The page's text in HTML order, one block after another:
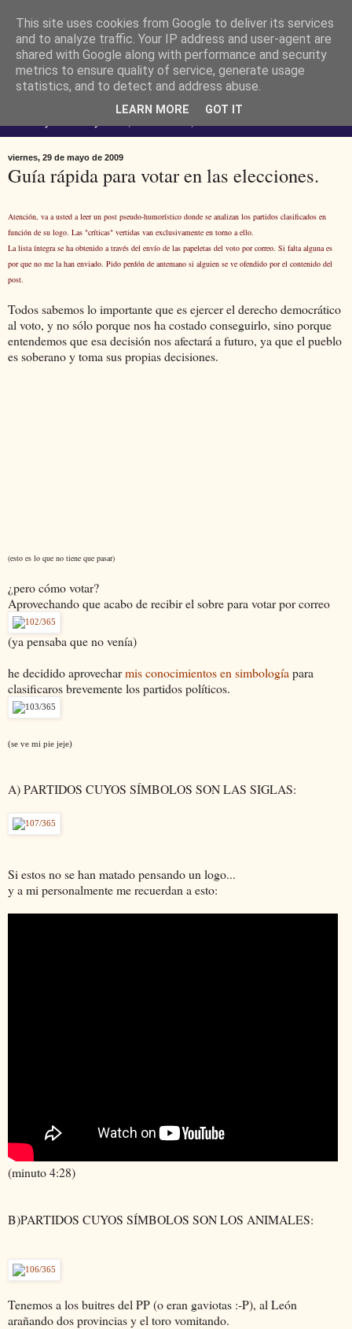
Ferendus K. Resimler -
personal
viernes, 29 de mayo de 2009
Guía rápida para votar en las elecciones.
Atención, va a usted a leer un post pseudo-humorístico donde se analizan los partidos clasificados en
función de su logo. Las "críticas" vertidas van exclusivamente en torno a ello.
La lista íntegra se ha obtenido a través del envío de las papeletas del voto por correo. Si falta alguna es
por que no me la han enviado. Pido perdón de antemano si alguien se ve ofendido por el contenido del
post.
Todos sabemos lo importante que es ejercer el derecho democrático
al voto, y no sólo porque nos ha costado conseguirlo, sino porque
entendemos que esa decisión nos afectará a futuro, ya que el pueblo
es soberano y toma sus propias decisiones.
(esto es lo que no tiene que pasar)
¿pero cómo votar?
Aprovechando que acabo de recibir el sobre para votar por correo
(ya pensaba que no venía)
he decidido aprovecharmis conocimientos en simbología para
clasificaros brevemente los partidos políticos.
(se ve mi pie jeje)
A) PARTIDOS CUYOS SÍMBOLOS SON LAS SIGLAS:
Si estos no se han matado pensando un logo...
y a mi personalmente me recuerdan a esto:
(minuto 4:28)
B)PARTIDOS CUYOS SÍMBOLOS SON LOS ANIMALES:
Tenemos a los buitres del PP (o eran gaviotas :-P), al León
arañando dos provincias y el toro vomitando.
This site uses cookies from Google to deliver its services
and to analyze traffic. Your IP address and user-agent are
shared with Google along with performance and security
metrics to ensure quality of service, generate usage
statistics, and to detect and address abuse.
LEARN MORE GOT IT